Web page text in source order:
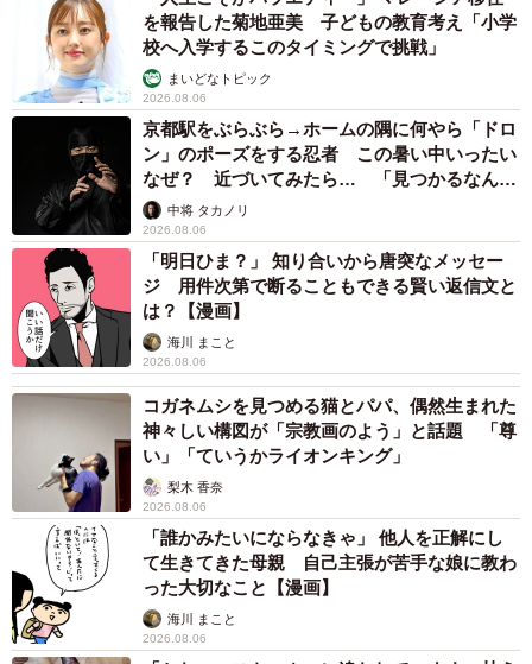
を報告した菊地亜美 子どもの教育考え「小学
校へ入学するこのタイミングで挑戦」
まいどなトピック
2026.08.06
京都駅をぶらぶら→ホームの隅に何やら「ドロ
ン」のポーズをする忍者 この暑い中いったい
なぜ？ 近づいてみたら… 「見つかるなんて
未熟」中将 タカノリ
2026.08.06
「明日ひま？」 知り合いから唐突なメッセー
ジ 用件次第で断ることもできる賢い返信文と
は？【漫画】
海川 まこと
2026.08.06
コガネムシを見つめる猫とパパ、偶然生まれた
神々しい構図が「宗教画のよう」と話題 「尊
い」「ていうかライオンキング」
梨木 香奈
2026.08.06
「誰かみたいにならなきゃ」 他人を正解にし
て生きてきた母親 自己主張が苦手な娘に教わ
った大切なこと【漫画】
海川 まこと
2026.08.06